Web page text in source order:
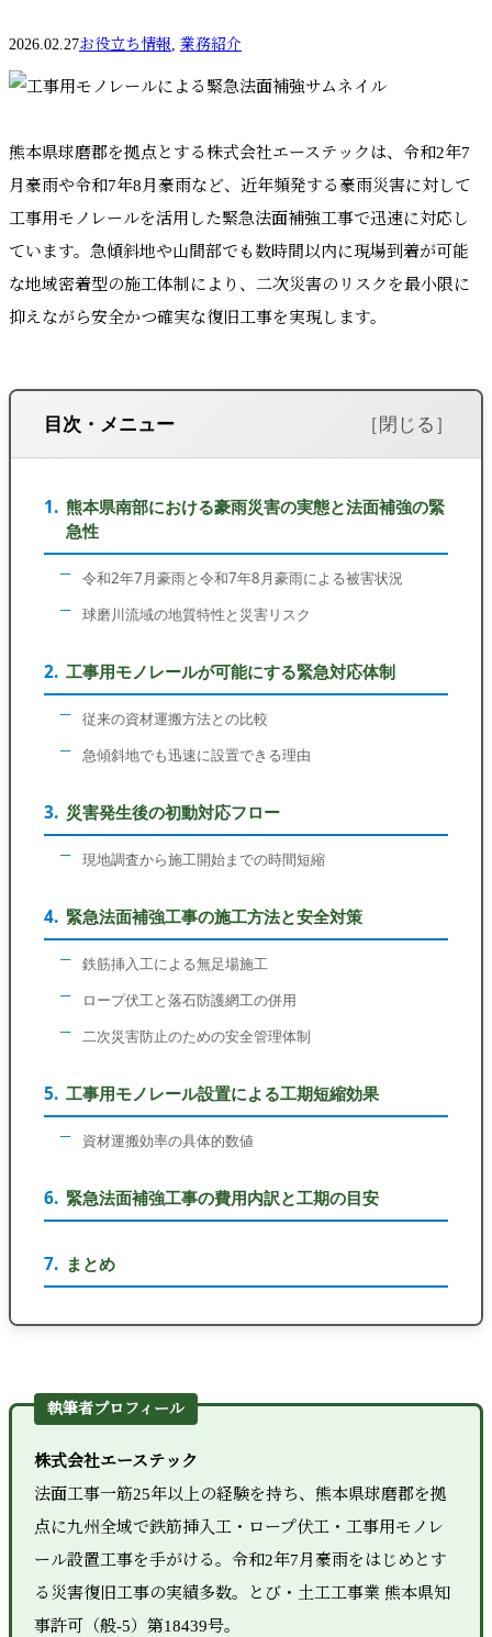
2026.02.27お役立ち情報, 業務紹介
熊本県球磨郡を拠点とする株式会社エーステックは、令和2年7
月豪雨や令和7年8月豪雨など、近年頻発する豪雨災害に対して
工事用モノレールを活用した緊急法面補強工事で迅速に対応し
ています。急傾斜地や山間部でも数時間以内に現場到着が可能
な地域密着型の施工体制により、二次災害のリスクを最小限に
抑えながら安全かつ確実な復旧工事を実現します。
目次・メニュー
熊本県南部における豪雨災害の実態と法面補強の緊
急性
令和2年7月豪雨と令和7年8月豪雨による被害状況
球磨川流域の地質特性と災害リスク
工事用モノレールが可能にする緊急対応体制
従来の資材運搬方法との比較
急傾斜地でも迅速に設置できる理由
災害発生後の初動対応フロー
現地調査から施工開始までの時間短縮
緊急法面補強工事の施工方法と安全対策
鉄筋挿入工による無足場施工
ロープ伏工と落石防護網工の併用
二次災害防止のための安全管理体制
工事用モノレール設置による工期短縮効果
資材運搬効率の具体的数値
緊急法面補強工事の費用内訳と工期の目安
まとめ
執筆者プロフィール
株式会社エーステック
法面工事一筋25年以上の経験を持ち、熊本県球磨郡を拠
点に九州全域で鉄筋挿入工・ロープ伏工・工事用モノレ
ール設置工事を手がける。令和2年7月豪雨をはじめとす
る災害復旧工事の実績多数。とび・土工工事業 熊本県知
事許可（般-5）第18439号。